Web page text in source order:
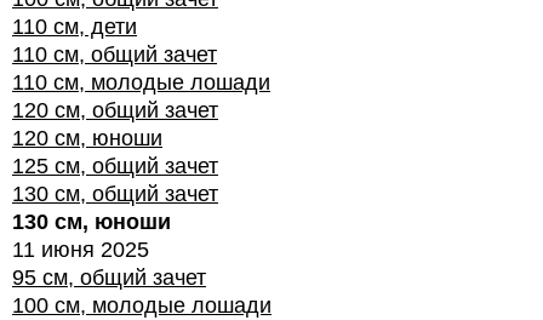
110 см, дети
110 см, общий зачет
110 см, молодые лошади
120 см, общий зачет
120 см, юноши
125 см, общий зачет
130 см, общий зачет
130 см, юноши
11 июня 2025
95 см, общий зачет
100 см, молодые лошади